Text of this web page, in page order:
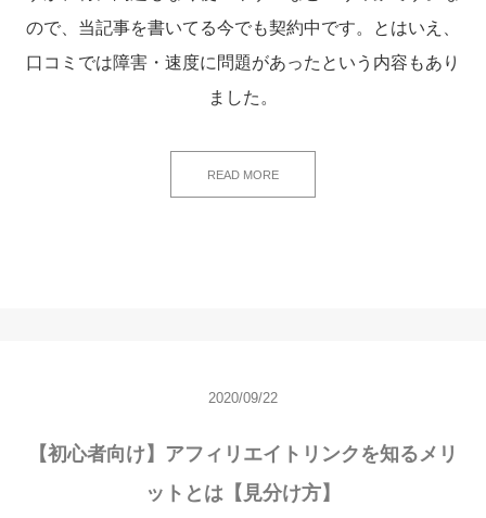
ので、当記事を書いてる今でも契約中です。とはいえ、
口コミでは障害・速度に問題があったという内容もあり
ました。
READ MORE
2020/09/22
【初心者向け】アフィリエイトリンクを知るメリ
ットとは【見分け方】